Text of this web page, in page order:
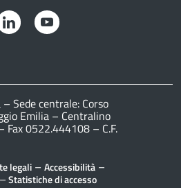
LinkedIn
Sede centrale: Corso
Emilia – Centralino
0522.444108 – C.F.
legali – Accessibilità –
–Statistiche di accesso